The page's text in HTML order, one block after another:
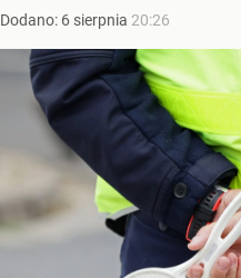
Dodano: 6 sierpnia 20:26